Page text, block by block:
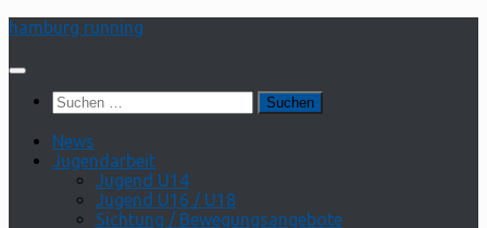
Zum
springen
hamburg running
Suchen
nach:
News
Jugendarbeit
Jugend U14
Jugend U16 / U18
Sichtung / Bewegungsangebote